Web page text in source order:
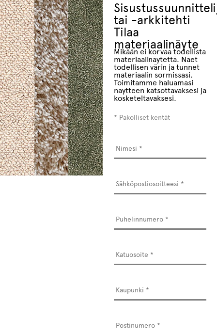
tai -arkkitehti
Tilaa
materiaalinäyte
Mikään ei korvaa todellista
materiaalinäytettä. Näet
todellisen värin ja tunnet
materiaalin sormissasi.
Toimitamme haluamasi
näytteen katsottavaksesi ja
kosketeltavaksesi.
* Pakolliset kentät